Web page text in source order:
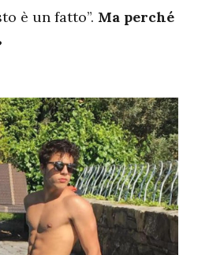
è un fatto”. Ma perché